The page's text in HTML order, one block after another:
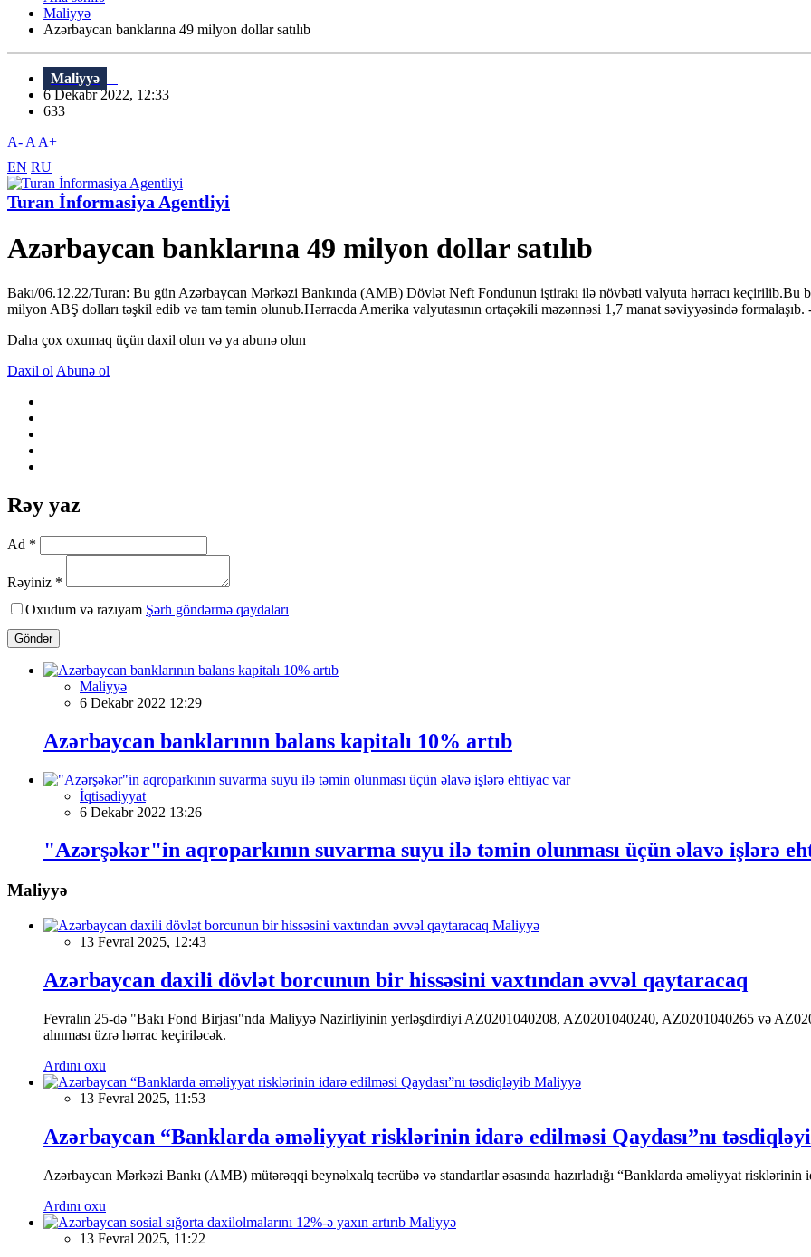
Maliyyə
Azərbaycan banklarına 49 milyon dollar satılıb
Maliyyə
6 Dekabr 2022, 12:33
633
A- A A+
EN RU
Turan İnformasiya Agentliyi
Azərbaycan banklarına 49 milyon dollar satılıb
Bakı/06.12.22/Turan: Bu gün Azərbaycan Mərkəzi Bankında (AMB) Dövlət Neft Fondunun iştirakı ilə növbəti valyuta hərracı keçirilib.Bu
milyon ABŞ dolları təşkil edib və tam təmin olunub.Hərracda Amerika valyutasının ortaçəkili məzənnəsi 1,7 manat səviyyəsində formalaşıb.
Daha çox oxumaq üçün daxil olun və ya abunə olun
Daxil ol Abunə ol
Rəy yaz
Ad *
Rəyiniz *
Oxudum və razıyam Şərh göndərmə qaydaları
Göndər
Maliyyə
6 Dekabr 2022 12:29
Azərbaycan banklarının balans kapitalı 10% artıb
İqtisadiyyat
6 Dekabr 2022 13:26
"Azərşəkər"in aqroparkının suvarma suyu ilə təmin olunması üçün əlavə işlərə
Maliyyə
Maliyyə
13 Fevral 2025, 12:43
Azərbaycan daxili dövlət borcunun bir hissəsini vaxtından əvvəl qaytaracaq
Fevralın 25-də "Bakı Fond Birjası"nda Maliyyə Nazirliyinin yerləşdirdiyi AZ0201040208, AZ0201040240, AZ0201040265 və
alınması üzrə hərrac keçiriləcək.
Ardını oxu
Maliyyə
13 Fevral 2025, 11:53
Azərbaycan “Banklarda əməliyyat risklərinin idarə edilməsi Qaydası”nı
Azərbaycan Mərkəzi Bankı (AMB) mütərəqqi beynəlxalq təcrübə və standartlar əsasında hazırladığı “Banklarda əməliyyat risklərinin
Ardını oxu
Maliyyə
13 Fevral 2025, 11:22